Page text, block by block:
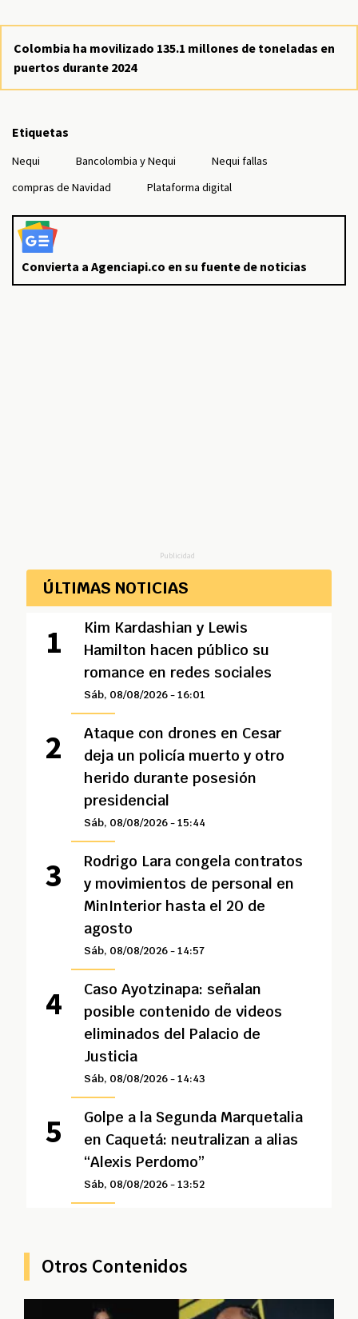
Colombia ha movilizado 135.1 millones de toneladas en
puertos durante 2024
Etiquetas
Nequi Bancolombia y Nequi
Nequi fallas
compras de Navidad
Plataforma digital
Convierta a Agenciapi.co en su fuente de noticias
Publicidad
ÚLTIMAS NOTICIAS
Kim Kardashian y Lewis
Hamilton hacen público su
romance en redes sociales
Sáb, 08/08/2026 - 16:01
Ataque con drones en Cesar
deja un policía muerto y otro
herido durante posesión
presidencial
Sáb, 08/08/2026 - 15:44
Rodrigo Lara congela contratos
y movimientos de personal en
MinInterior hasta el 20 de
agosto
Sáb, 08/08/2026 - 14:57
Caso Ayotzinapa: señalan
posible contenido de videos
eliminados del Palacio de
Justicia
Sáb, 08/08/2026 - 14:43
Golpe a la Segunda Marquetalia
en Caquetá: neutralizan a alias
“Alexis Perdomo”
Sáb, 08/08/2026 - 13:52
Otros Contenidos